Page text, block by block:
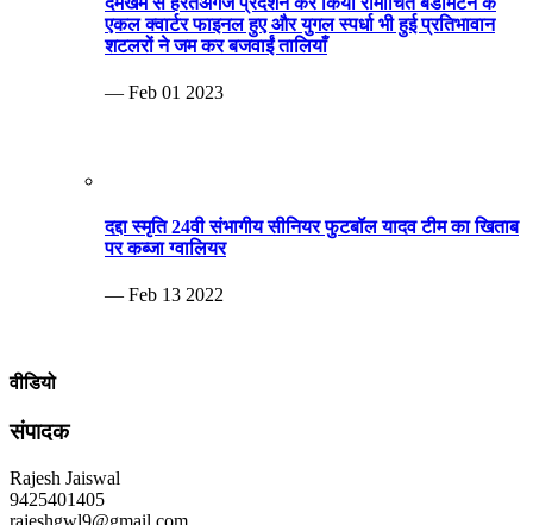
एकल क्वार्टर फाइनल हुए और युगल स्पर्धा भी हुई प्रतिभावान
शटलरों ने जम कर बजवाईं तालियाँ
— Feb 01 2023
— Feb 13 2022
संपादक
9425401405
MP Info News